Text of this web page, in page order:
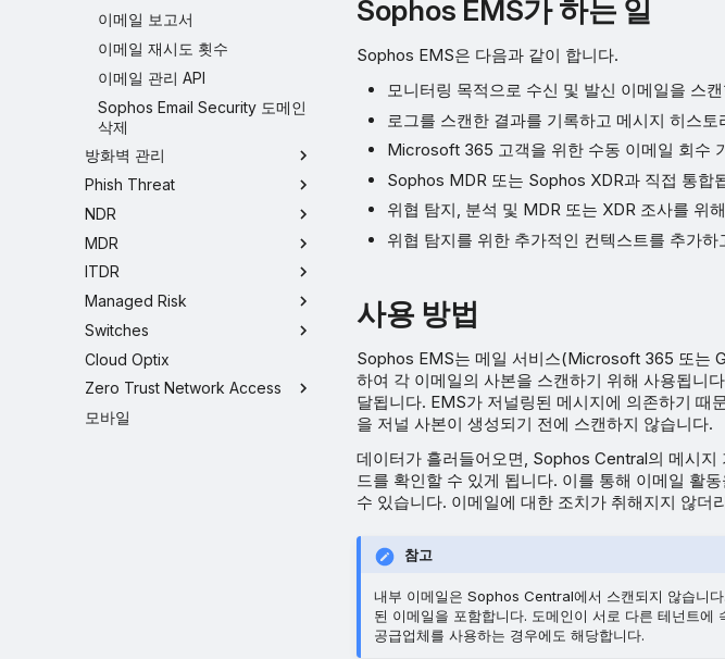
이메일 보고서
이메일 재시도 횟수
이메일 관리 API
Sophos Email Security 도메인
삭제
방화벽 관리
Phish Threat
NDR
MDR
ITDR
Managed Risk
Switches
Cloud Optix
Zero Trust Network Access
모바일
Sophos EMS가 하는 일
Sophos EMS은 다음과 같이 합니다.
모니터링 목적으로 수신 및 발신 이메일을 스
로그를 스캔한 결과를 기록하고 메시지 히스
Microsoft 365 고객을 위한 수동 이메일 회수
Sophos MDR 또는 Sophos XDR과 직접 통합
위협 탐지, 분석 및 MDR 또는 XDR 조사를 위
위협 탐지를 위한 추가적인 컨텍스트를 추가
사용 방법
Sophos EMS는 메일 서비스(Microsoft 365 또는
하여 각 이메일의 사본을 스캔하기 위해 사용됩니
달됩니다. EMS가 저널링된 메시지에 의존하기
을 저널 사본이 생성되기 전에 스캔하지 않습니다.
데이터가 흘러들어오면, Sophos Central의 메시
드를 확인할 수 있게 됩니다. 이를 통해 이메일 활
수 있습니다. 이메일에 대한 조치가 취해지지 않더
참고
내부 이메일은 Sophos Central에서 스캔되지 않습니
된 이메일을 포함합니다. 도메인이 서로 다른 테넌트
공급업체를 사용하는 경우에도 해당합니다.